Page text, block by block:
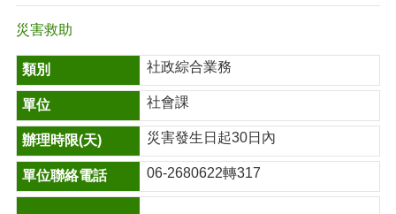
災害救助
社政綜合業務
社會課
災害發生日起30日內
06-2680622轉317